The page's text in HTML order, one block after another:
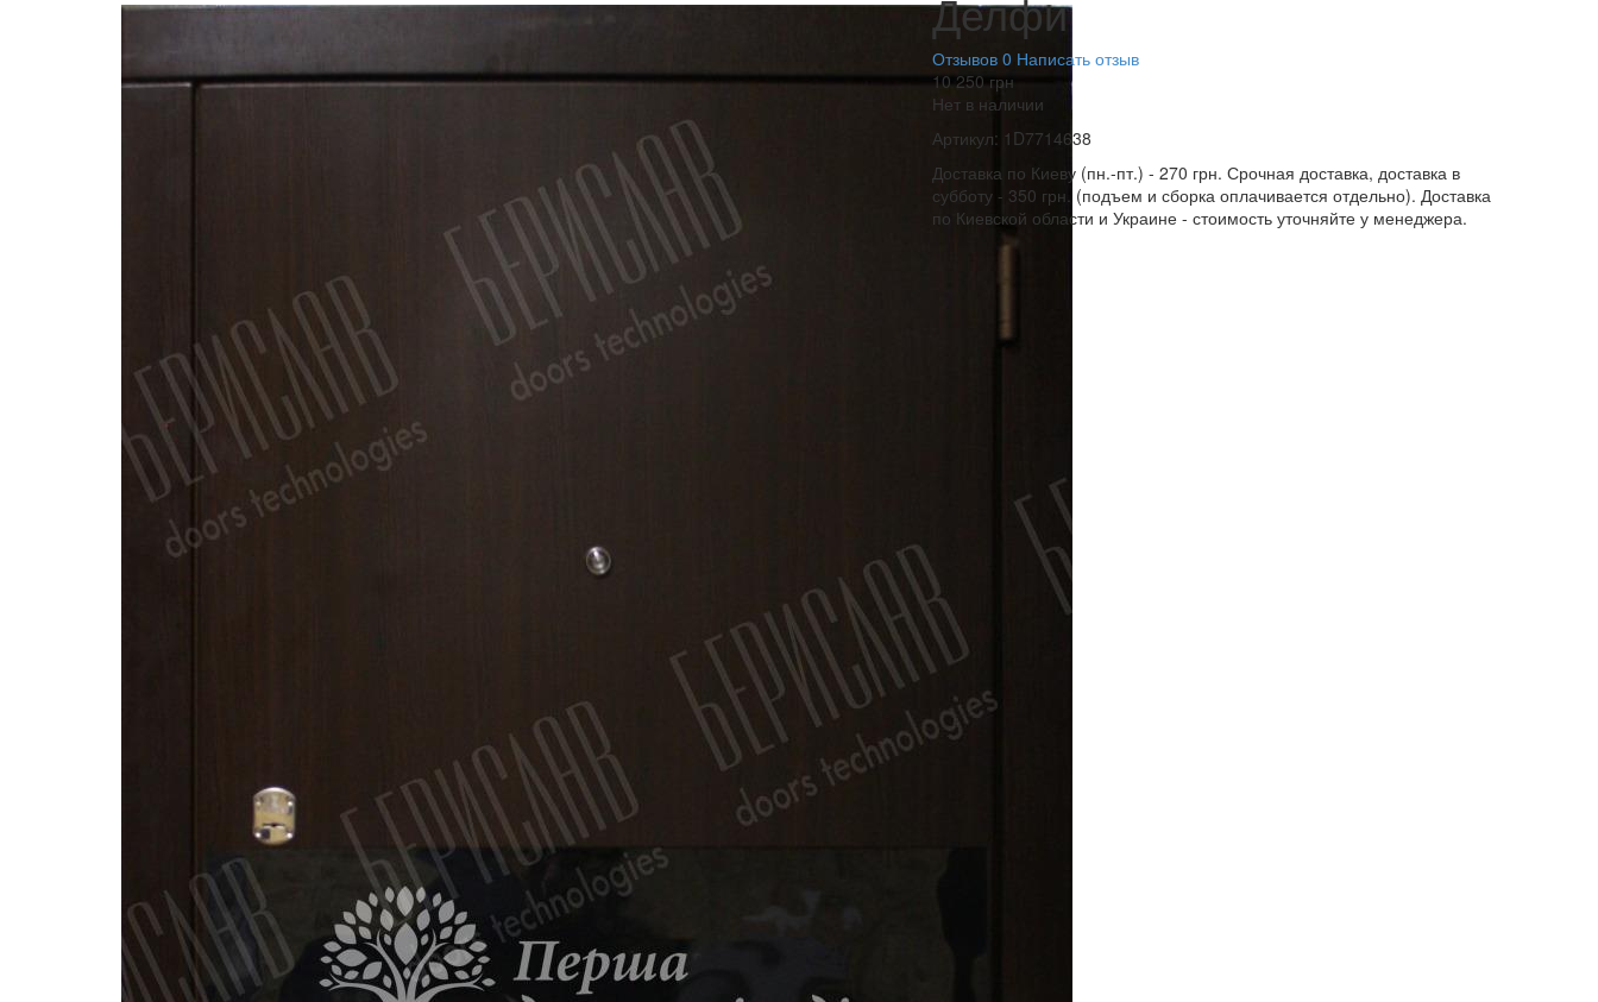
Делфи
Отзывов 0 Написать отзыв
10 250 грн
Нет в наличии
Артикул: 1D7714638
Доставка по Киеву (пн.-пт.) - 270 грн. Срочная доставка, доставка в
субботу - 350 грн. (подъем и сборка оплачивается отдельно). Доставка
по Киевской области и Украине - стоимость уточняйте у менеджера.